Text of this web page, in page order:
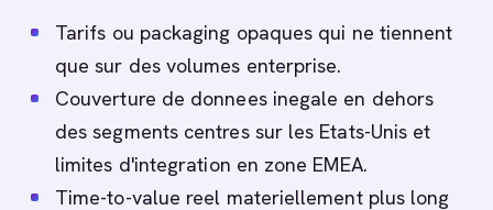
Tarifs ou packaging opaques qui ne tiennent
que sur des volumes enterprise.
Couverture de donnees inegale en dehors
des segments centres sur les Etats-Unis et
limites d'integration en zone EMEA.
Time-to-value reel materiellement plus long